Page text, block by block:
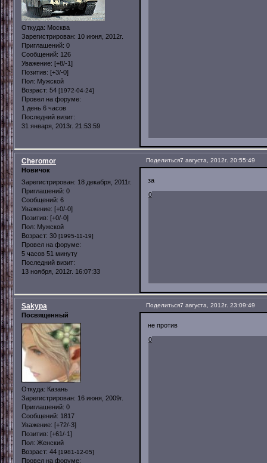
Откуда: Москва
Зарегистрирован: 10 июня, 2012г.
Приглашений: 0
Сообщений: 126
Уважение: [+8/-1]
Позитив: [+3/-0]
Пол: Мужской
Возраст: 54 [1972-04-24]
Провел на форуме:
1 день 6 часов
Последний визит:
31 января, 2013г. 21:53:59
Поделиться7 августа, 2012г. 20:55:49
Cheromor
Новичок
Зарегистрирован: 18 декабря, 2011г.
Приглашений: 0
Сообщений: 6
Уважение: [+0/-0]
Позитив: [+0/-0]
Пол: Мужской
Возраст: 30 [1995-11-19]
Провел на форуме:
5 часов 51 минуту
Последний визит:
13 ноября, 2012г. 16:07:33
за
0
Поделиться7 августа, 2012г. 23:09:49
Sakypa
Посвященный
Откуда: Казань
Зарегистрирован: 16 июня, 2009г.
Приглашений: 0
Сообщений: 1817
Уважение: [+72/-3]
Позитив: [+61/-1]
Пол: Женский
Возраст: 44 [1981-12-05]
Провел на форуме:
не против
0